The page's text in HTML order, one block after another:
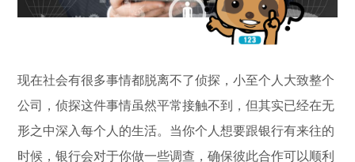
现在社会有很多事情都脱离不了侦探，小至个人大致整个
公司，侦探这件事情虽然平常接触不到，但其实已经在无
形之中深入每个人的生活。当你个人想要跟银行有来往的
时候，银行会对于你做一些调查，确保彼此合作可以顺利